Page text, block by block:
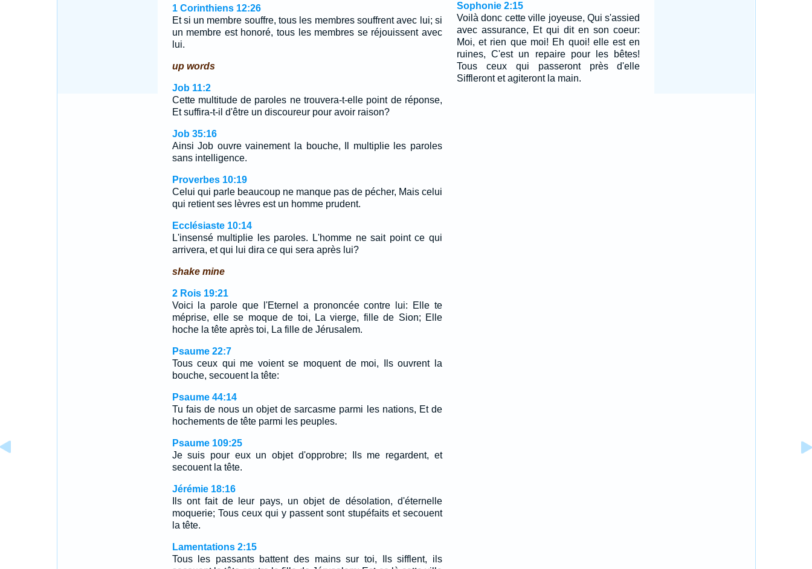
1 Corinthiens 12:26
Et si un membre souffre, tous les membres souffrent avec lui; si
un membre est honoré, tous les membres se réjouissent avec
lui.
up words
Job 11:2
Cette multitude de paroles ne trouvera-t-elle point de réponse,
Et suffira-t-il d'être un discoureur pour avoir raison?
Job 35:16
Ainsi Job ouvre vainement la bouche, Il multiplie les paroles
sans intelligence.
Proverbes 10:19
Celui qui parle beaucoup ne manque pas de pécher, Mais celui
qui retient ses lèvres est un homme prudent.
Ecclésiaste 10:14
L'insensé multiplie les paroles. L'homme ne sait point ce qui
arrivera, et qui lui dira ce qui sera après lui?
shake mine
2 Rois 19:21
Voici la parole que l'Eternel a prononcée contre lui: Elle te
méprise, elle se moque de toi, La vierge, fille de Sion; Elle
hoche la tête après toi, La fille de Jérusalem.
Psaume 22:7
Tous ceux qui me voient se moquent de moi, Ils ouvrent la
bouche, secouent la tête:
Psaume 44:14
Tu fais de nous un objet de sarcasme parmi les nations, Et de
hochements de tête parmi les peuples.
Psaume 109:25
Je suis pour eux un objet d'opprobre; Ils me regardent, et
secouent la tête.
Jérémie 18:16
Ils ont fait de leur pays, un objet de désolation, d'éternelle
moquerie; Tous ceux qui y passent sont stupéfaits et secouent
la tête.
Lamentations 2:15
Tous les passants battent des mains sur toi, Ils sifflent, ils
Sophonie 2:15
Voilà donc cette ville joyeuse, Qui s'assied
avec assurance, Et qui dit en son coeur:
Moi, et rien que moi! Eh quoi! elle est en
ruines, C'est un repaire pour les bêtes!
Tous ceux qui passeront près d'elle
Siffleront et agiteront la main.